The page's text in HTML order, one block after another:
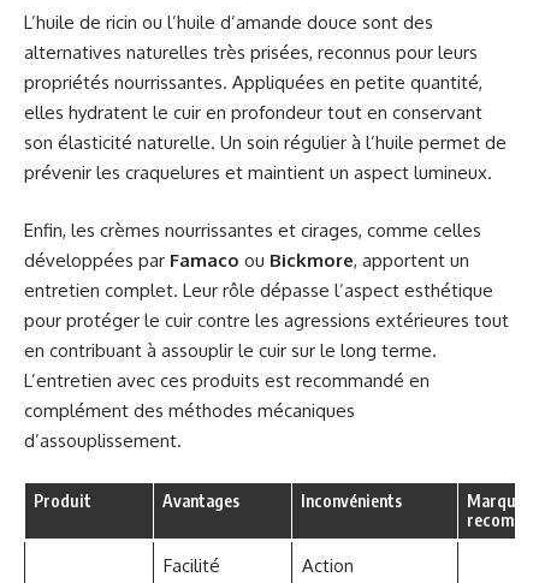
L’huile de ricin ou l’huile d’amande douce sont des
alternatives naturelles très prisées, reconnus pour leurs
propriétés nourrissantes. Appliquées en petite quantité,
elles hydratent le cuir en profondeur tout en conservant
son élasticité naturelle. Un soin régulier à l’huile permet de
prévenir les craquelures et maintient un aspect lumineux.
Enfin, les crèmes nourrissantes et cirages, comme celles
développées par Famaco ou Bickmore, apportent un
entretien complet. Leur rôle dépasse l’aspect esthétique
pour protéger le cuir contre les agressions extérieures tout
en contribuant à assouplir le cuir sur le long terme.
L’entretien avec ces produits est recommandé en
complément des méthodes mécaniques
d’assouplissement.
Produit Avantages Inconvénients
Marques
Facilité
Action